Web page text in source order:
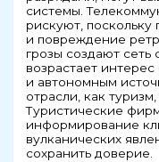
системы.
рискуют, поскольку
и повреждение
грозы создают сеть
возрастает
и автономным
отрасли, как
Туристические
информирование
вулканических
сохранить доверие.